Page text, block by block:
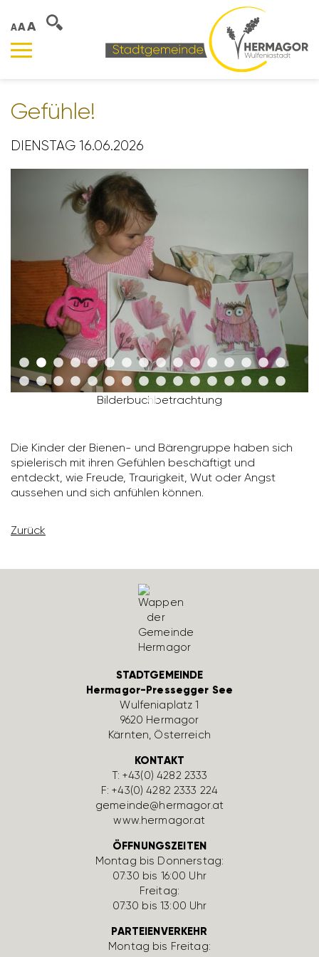
AAA
Gefühle!
DIENSTAG 16.06.2026
Bilder­buch­be­trach­tung
Die Kinder der Bienen- und Bären­gruppe haben sich
spie­le­risch mit ihren Gefühlen beschäf­tigt und
entdeckt, wie Freude, Trau­rig­keit, Wut oder Angst
aussehen und sich anfühlen können.
Zurück
STADTGEMEINDE
Hermagor-Pressegger See
Wulfe­nia­platz 1
9620 Hermagor
Kärnten, Öster­reich
KONTAKT
T:+43(0) 4282 2333
F: +43(0) 4282 2333 224
gemeinde@hermagor.at
www.hermagor.at
ÖFFNUNGSZEITEN
Montag bis Donnerstag:
07:30 bis 16:00 Uhr
Freitag:
07:30 bis 13:00 Uhr
PARTEIENVERKEHR
Montag bis Freitag: